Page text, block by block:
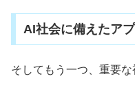
AI社会に備えたア
そしてもう一つ、重要な